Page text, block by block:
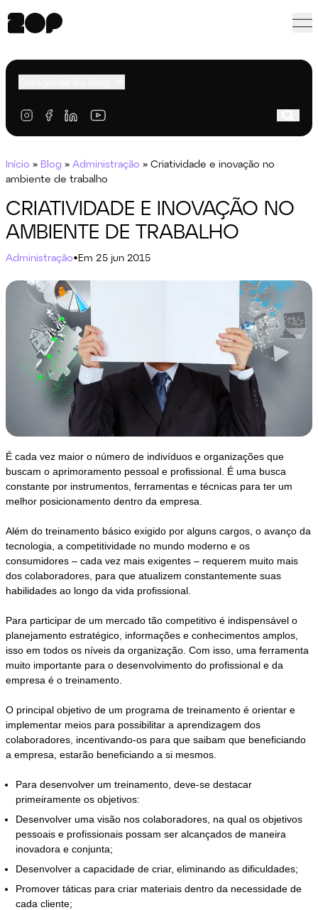
Início » Blog »Administração »Criatividade e inovação no
ambiente de trabalho
CRIATIVIDADE E INOVAÇÃO NO
AMBIENTE DE TRABALHO
Administração•Em 25 jun 2015
É cada vez maior o número de indivíduos e organizações que
buscam o aprimoramento pessoal e profissional. É uma busca
constante por instrumentos, ferramentas e técnicas para ter um
melhor posicionamento dentro da empresa.
Além do treinamento básico exigido por alguns cargos, o avanço da
tecnologia, a competitividade no mundo moderno e os
consumidores – cada vez mais exigentes – requerem muito mais
dos colaboradores, para que atualizem constantemente suas
habilidades ao longo da vida profissional.
Para participar de um mercado tão competitivo é indispensável o
planejamento estratégico, informações e conhecimentos amplos,
isso em todos os níveis da organização. Com isso, uma ferramenta
muito importante para o desenvolvimento do profissional e da
empresa é o treinamento.
O principal objetivo de um programa de treinamento é orientar e
implementar meios para possibilitar a aprendizagem dos
colaboradores, incentivando-os para que saibam que beneficiando
a empresa, estarão beneficiando a si mesmos.
Para desenvolver um treinamento, deve-se destacar
primeiramente os objetivos:
Desenvolver uma visão nos colaboradores, na qual os objetivos
pessoais e profissionais possam ser alcançados de maneira
inovadora e conjunta;
Desenvolver a capacidade de criar, eliminando as dificuldades;
Promover táticas para criar materiais dentro da necessidade de
cada cliente;